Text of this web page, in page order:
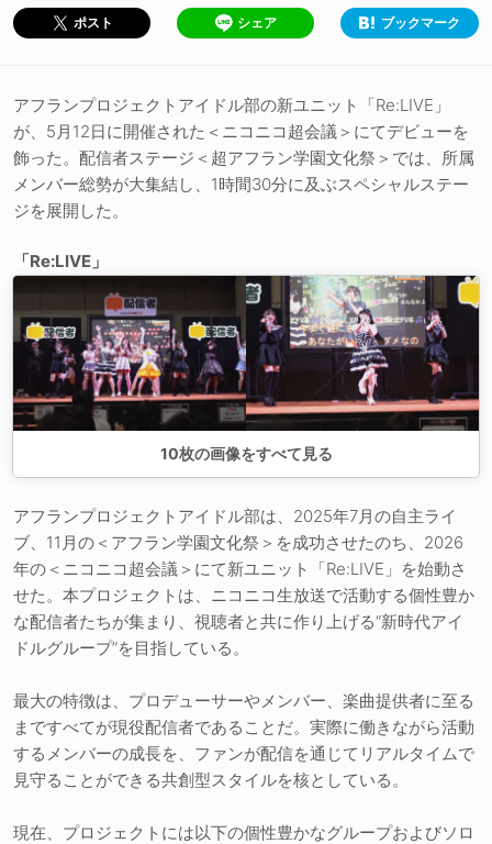
ポスト シェア ブックマーク
アフランプロジェクトアイドル部の新ユニット「Re:LIVE」
が、5月12日に開催された＜ニコニコ超会議＞にてデビューを
飾った。配信者ステージ＜超アフラン学園文化祭＞では、所属
メンバー総勢が大集結し、1時間30分に及ぶスペシャルステー
ジを展開した。
「Re:LIVE」
10枚の画像をすべて見る
アフランプロジェクトアイドル部は、2025年7月の自主ライ
ブ、11月の＜アフラン学園文化祭＞を成功させたのち、2026
年の＜ニコニコ超会議＞にて新ユニット「Re:LIVE」を始動さ
せた。本プロジェクトは、ニコニコ生放送で活動する個性豊か
な配信者たちが集まり、視聴者と共に作り上げる“新時代アイ
ドルグループ”を目指している。
最大の特徴は、プロデューサーやメンバー、楽曲提供者に至る
まですべてが現役配信者であることだ。実際に働きながら活動
するメンバーの成長を、ファンが配信を通じてリアルタイムで
見守ることができる共創型スタイルを核としている。
現在、プロジェクトには以下の個性豊かなグループおよびソロ